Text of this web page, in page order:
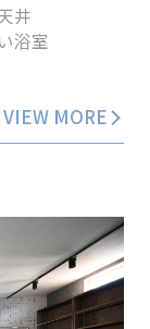
井
浴室
VIEW MORE